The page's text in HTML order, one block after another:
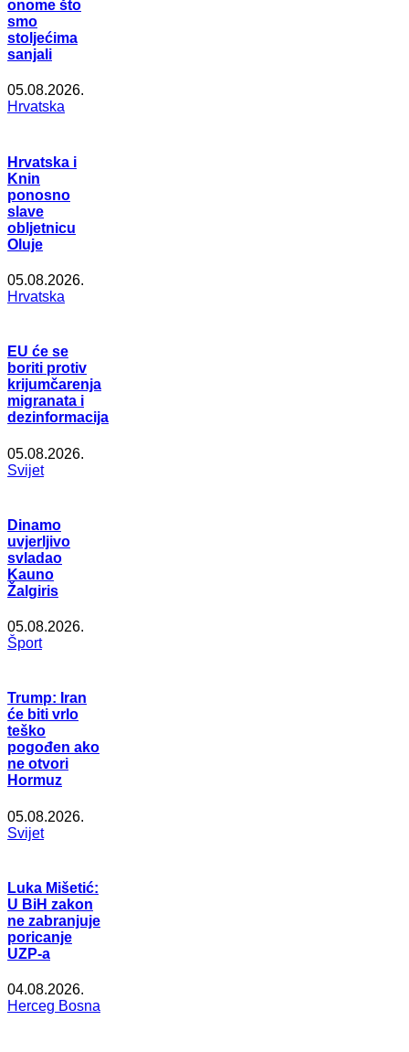
onome što
smo
stoljećima
sanjali
05.08.2026.
Hrvatska
Hrvatska i
Knin
ponosno
slave
obljetnicu
Oluje
05.08.2026.
Hrvatska
EU će se
boriti protiv
krijumčarenja
migranata i
dezinformacija
05.08.2026.
Svijet
Dinamo
uvjerljivo
svladao
Kauno
Žalgiris
05.08.2026.
Šport
Trump: Iran
će biti vrlo
teško
pogođen ako
ne otvori
Hormuz
05.08.2026.
Svijet
Luka Mišetić:
U BiH zakon
ne zabranjuje
poricanje
UZP-a
04.08.2026.
Herceg Bosna